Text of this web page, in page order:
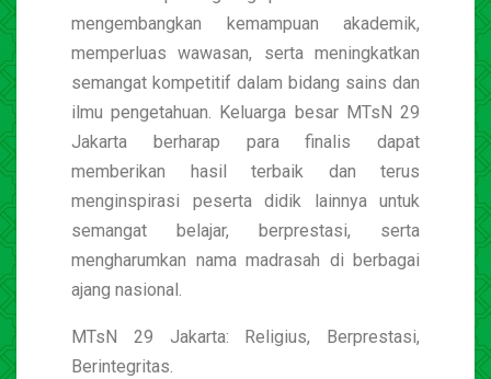
mengembangkan kemampuan akademik,
memperluas wawasan, serta meningkatkan
semangat kompetitif dalam bidang sains dan
ilmu pengetahuan. Keluarga besar MTsN 29
Jakarta berharap para finalis dapat
memberikan hasil terbaik dan terus
menginspirasi peserta didik lainnya untuk
semangat belajar, berprestasi, serta
mengharumkan nama madrasah di berbagai
ajang nasional.
MTsN 29 Jakarta: Religius, Berprestasi,
Berintegritas.